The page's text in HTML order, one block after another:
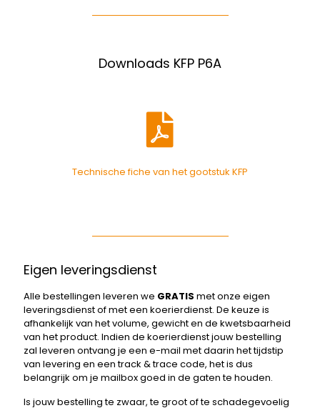
Downloads KFP P6A
Technische fiche van het gootstuk KFP
Eigen leveringsdienst
Alle bestellingen leveren we GRATIS met onze eigen
leveringsdienst of met een koerierdienst. De keuze is
afhankelijk van het volume, gewicht en de kwetsbaarheid
van het product. Indien de koerierdienst jouw bestelling
zal leveren ontvang je een e-mail met daarin het tijdstip
van levering en een track & trace code, het is dus
belangrijk om je mailbox goed in de gaten te houden.
Is jouw bestelling te zwaar, te groot of te schadegevoelig